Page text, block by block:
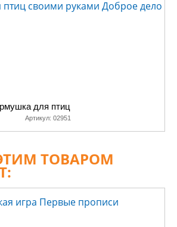
правильные домики для гнездования
для птиц
Артикул: 02951
ТОВАРОМ